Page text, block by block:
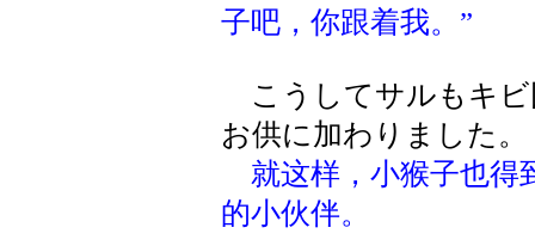
子吧，你跟着我。”
こうしてサルもキビ
お供に加わりました。
就这样，小猴子也得
的小伙伴。